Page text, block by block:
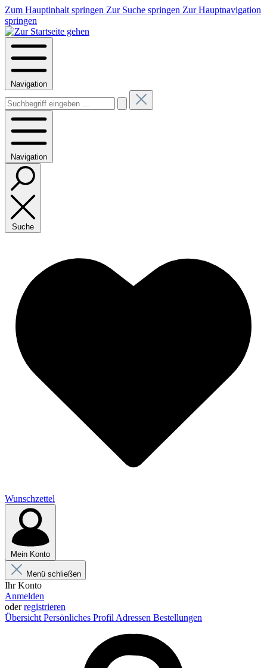
Zum Hauptinhalt springen Zur Suche springen Zur Hauptnavigation
springen
Navigation
Navigation
Suche
Wunschzettel
Mein Konto
Menü schließen
Ihr Konto
Anmelden
oderregistrieren
Übersicht Persönliches Profil Adressen Bestellungen